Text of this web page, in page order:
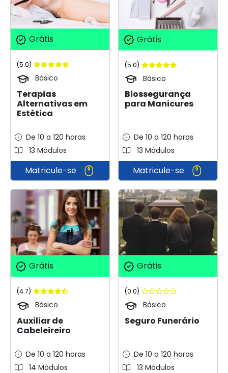
Grátis
(5.0)
Básico
Terapias
Alternativas em
Estética
De 10 a 120 horas
13 Módulos
Matricule-se
Grátis
(5.0)
Básico
Biossegurança
para Manicures
De 10 a 120 horas
13 Módulos
Matricule-se
Grátis
(4.7)
Básico
Auxiliar de
Cabeleireiro
De 10 a 120 horas
14 Módulos
Grátis
(0.0)
Básico
Seguro Funerário
De 10 a 120 horas
13 Módulos